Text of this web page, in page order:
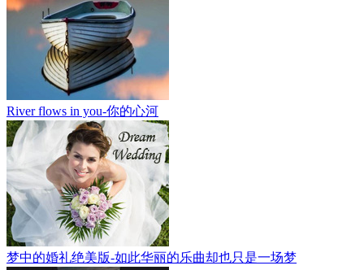
River flows in you-你的心河
梦中的婚礼绝美版-如此华丽的乐曲却也只是一场梦